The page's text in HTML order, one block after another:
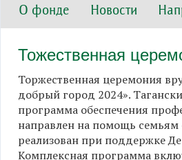
О фонде Новости
Тожественная
Торжественная церемония
добрый город 2024».
программа обеспечения
направлен на помощь
реализован при поддержке
Комплексная программа